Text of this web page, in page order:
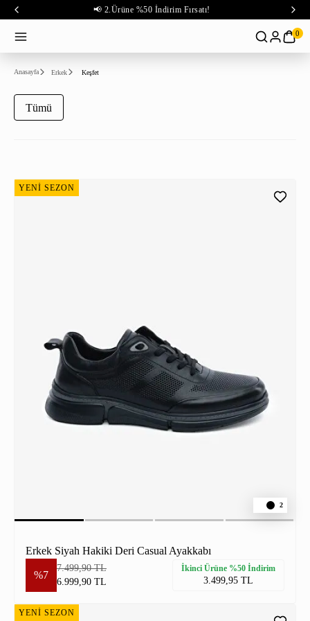
📢 2.Ürüne %50 İndirim Fırsatı!
0
Anasayfa Erkek Keşfet
Tümü
YENİ SEZON
2
Erkek Siyah Hakiki Deri Casual Ayakkabı
%7
7.499,90 TL
6.999,90 TL
İkinci Ürüne %50 İndirim
3.499,95 TL
YENİ SEZON